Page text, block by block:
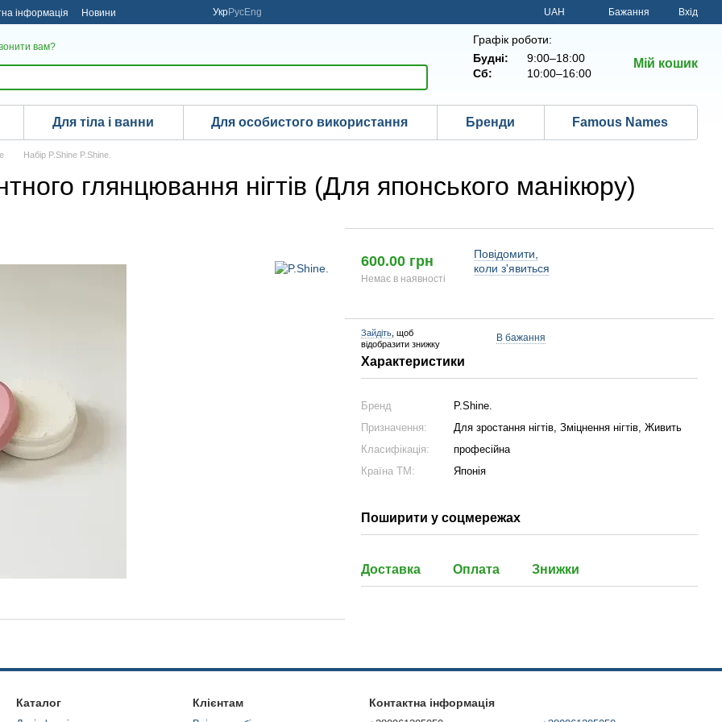
інформація Новини УкрРусEng UAH Бажання Вхід
вам?
Графік роботи:
Будні:
9:00–18:00
Сб:
10:00–16:00
Мій кошик
Для тіла і ванни Для особистого використання Бренди Famous Names
Набір P.Shine P.Shine.
глянцювання нігтів (Для японського манікюру)
600.00 грн
Немає в наявності
Повідомити,
коли з'явиться
Зайдіть , щоб
відобразити знижку
В бажання
Характеристики
Бренд
P.Shine.
Призначення:
Для зростання нігтів, Зміцнення нігтів, Живить
Класифікація:
професійна
Країна ТМ:
Японія
Поширити у соцмережах
Доставка Оплата Знижки
Каталог Клієнтам Контактна інформація